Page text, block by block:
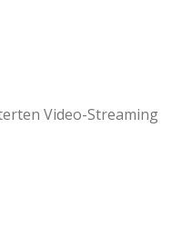
Video-Streaming